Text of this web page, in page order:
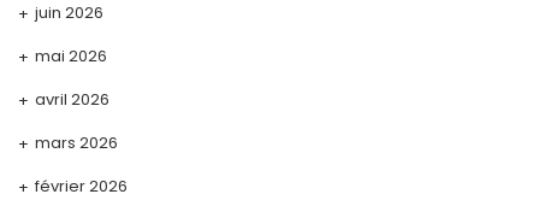
juin 2026
mai 2026
avril 2026
mars 2026
février 2026